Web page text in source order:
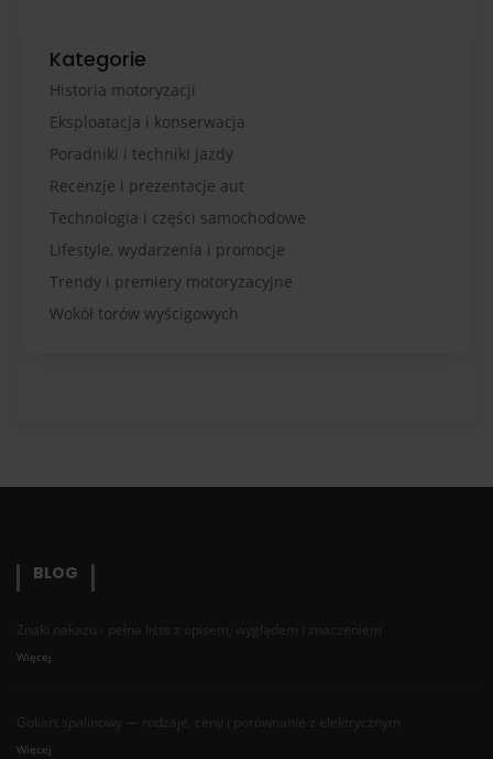
Kategorie
Historia motoryzacji
Eksploatacja i konserwacja
Poradniki i techniki jazdy
Recenzje i prezentacje aut
Technologia i części samochodowe
Lifestyle, wydarzenia i promocje
Trendy i premiery motoryzacyjne
Wokół torów wyścigowych
BLOG
Znaki nakazu - pełna lista z opisem, wyglądem i znaczeniem
Więcej
Gokart spalinowy — rodzaje, ceny i porównanie z elektrycznym
Więcej